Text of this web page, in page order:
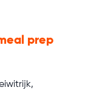
prep